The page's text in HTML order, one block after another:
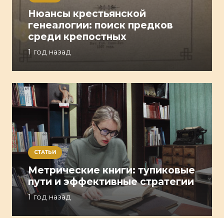
Нюансы крестьянской
генеалогии: поиск предков
среди крепостных
1 год назад
СТАТЬИ
Метрические книги: тупиковые
пути и эффективные стратегии
1 год назад